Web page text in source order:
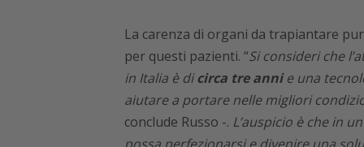
La carenza di organi da trapiantare
per questi pazienti. “Si consideri che
in Italia è dicirca tre annie una
aiutare a portare nelle migliori
conclude Russo -. L’auspicio è che in
possa perfezionarsi e divenire una